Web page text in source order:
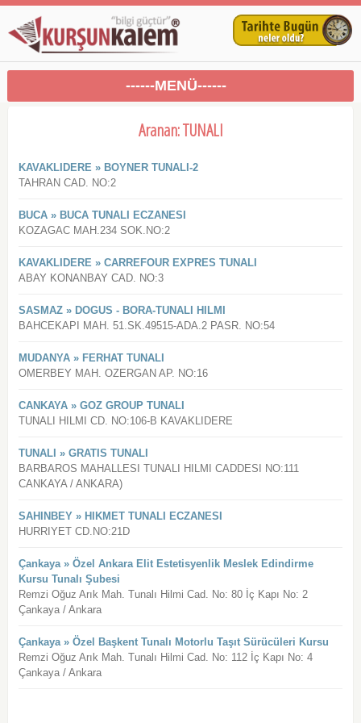
------MENÜ------
Aranan: TUNALI
KAVAKLIDERE » BOYNER TUNALI-2
TAHRAN CAD. NO:2
BUCA » BUCA TUNALI ECZANESI
KOZAGAC MAH.234 SOK.NO:2
KAVAKLIDERE » CARREFOUR EXPRES TUNALI
ABAY KONANBAY CAD. NO:3
SASMAZ » DOGUS - BORA-TUNALI HILMI
BAHCEKAPI MAH. 51.SK.49515-ADA.2 PASR. NO:54
MUDANYA » FERHAT TUNALI
OMERBEY MAH. OZERGAN AP. NO:16
CANKAYA » GOZ GROUP TUNALI
TUNALI HILMI CD. NO:106-B KAVAKLIDERE
TUNALI » GRATIS TUNALI
BARBAROS MAHALLESI TUNALI HILMI CADDESI NO:111
CANKAYA / ANKARA)
SAHINBEY » HIKMET TUNALI ECZANESI
HURRIYET CD.NO:21D
Çankaya » Özel Ankara Elit Estetisyenlik Meslek Edindirme
Kursu Tunalı Şubesi
Remzi Oğuz Arık Mah. Tunalı Hilmi Cad. No: 80 İç Kapı No: 2
Çankaya / Ankara
Çankaya » Özel Başkent Tunalı Motorlu Taşıt Sürücüleri Kursu
Remzi Oğuz Arık Mah. Tunalı Hilmi Cad. No: 112 İç Kapı No: 4
Çankaya / Ankara